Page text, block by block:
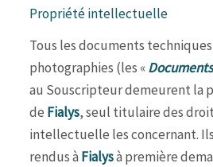
Propriété intellectuelle
Tous les documents
photographies (les «
au Souscripteur demeurent la
de Fialys, seul titulaire des
intellectuelle les concernant.
rendus àFialysà première